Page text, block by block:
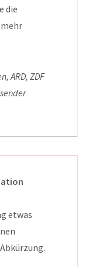
die
ARD, ZDF
etwas